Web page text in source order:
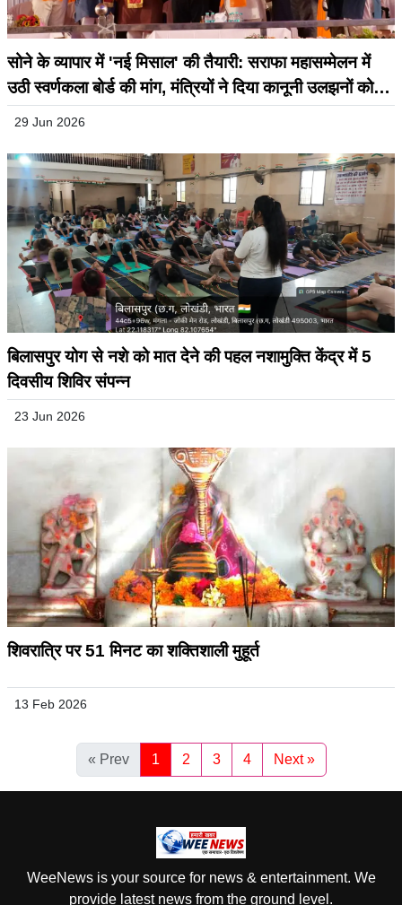
सोने के व्यापार में 'नई मिसाल' की तैयारी: सराफा महासम्मेलन में
उठी स्वर्णकला बोर्ड की मांग, मंत्रियों ने दिया कानूनी उलझनों को
29 Jun 2026
बिलासपुर योग से नशे को मात देने की पहल नशामुक्ति केंद्र में 5
दिवसीय शिविर संपन्न
23 Jun 2026
शिवरात्रि पर 51 मिनट का शक्तिशाली मुहूर्त
13 Feb 2026
« Prev 1 2 3 4 Next »
WeeNews is your source for news & entertainment. We
provide latest news from the ground level.